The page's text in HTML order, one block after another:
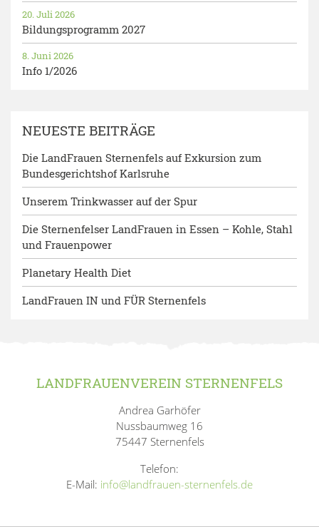
Bildungsprogramm 2027
20. Juli 2026
Info 1/2026
8. Juni 2026
NEUESTE BEITRÄGE
Die LandFrauen Sternenfels auf Exkursion zum
Bundesgerichtshof Karlsruhe
Unserem Trinkwasser auf der Spur
Die Sternenfelser LandFrauen in Essen – Kohle, Stahl
und Frauenpower
Planetary Health Diet
LandFrauen IN und FÜR Sternenfels
LANDFRAUENVEREIN STERNENFELS
Andrea Garhöfer
Nussbaumweg 16
75447 Sternenfels
Telefon:
E-Mail: info@landfrauen-sternenfels.de